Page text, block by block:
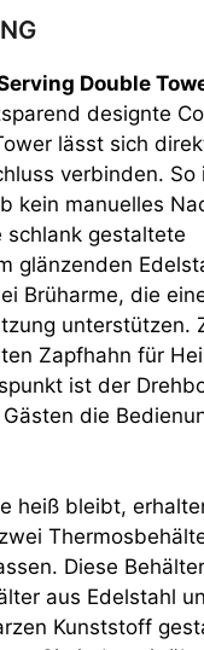
Double
designte
lässt sich
verbinden. So
kein manuelles
schlank gestaltete
glänzenden
Brüharme, die
unterstützen.
Zapfhahn für
ist der
die
heiß bleibt,
Diese
aus Edelstahl
Kunststoff